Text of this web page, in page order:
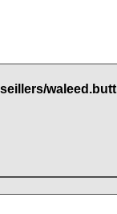
waleed.butt